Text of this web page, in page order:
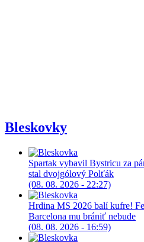
Bleskovky
Spartak vybavil Bystricu za
stal dvojgólový Polťák
(08. 08. 2026 - 22:27)
Hrdina MS 2026 balí kufre!
Barcelona mu brániť nebude
(08. 08. 2026 - 16:59)